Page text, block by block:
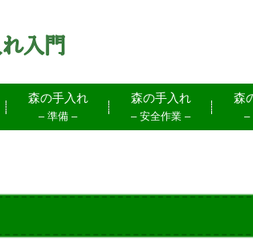
森の手入れ
– 準備 –
森の手入れ
– 安全作業 –
森
–